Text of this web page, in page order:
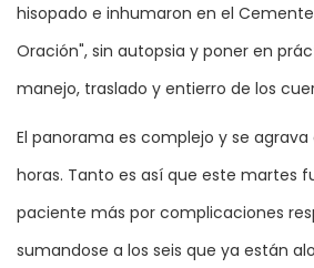
hisopado e inhumaron en el
Oración", sin autopsia y poner en
manejo, traslado y entierro de los
El panorama es complejo y se agrava
horas. Tanto es así que este martes
paciente más por complicaciones
sumandose a los seis que ya están